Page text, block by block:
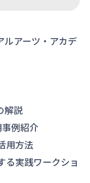
ルアーツ・アカデ
説
例紹介
方法
実践ワークショ